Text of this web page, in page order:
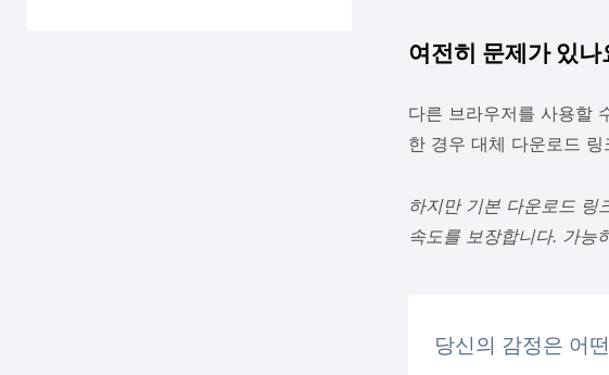
여전히 문제가 있나
다른 브라우저를 사용할
한 경우 대체 다운로드
하지만 기본 다운로드 링
속도를 보장합니다. 가능
당신의 감정은 어